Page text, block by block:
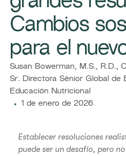
Cambios
para el
Susan Bowerman, M.S., R.D.,
Sr. Directora Sénior Global de
Educación Nutricional
1 de enero de 2026
Establecer resoluciones
puede ser un desafío, pero